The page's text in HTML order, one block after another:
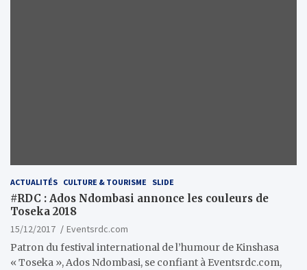
ACTUALITÉS CULTURE & TOURISME SLIDE
#RDC : Ados Ndombasi annonce les couleurs de
Toseka 2018
15/12/2017
Eventsrdc.com
Patron du festival international de l’humour de Kinshasa
« Toseka », Ados Ndombasi, se confiant à Eventsrdc.com,